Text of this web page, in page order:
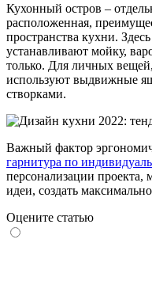
Кухонный остров –
расположенная,
пространства кухни.
устанавливают мойку,
только. Для личных
используют выдвижные
створками.
Важный фактор
гарнитура по
персонализации проекта,
идеи, создать
Оцените статью